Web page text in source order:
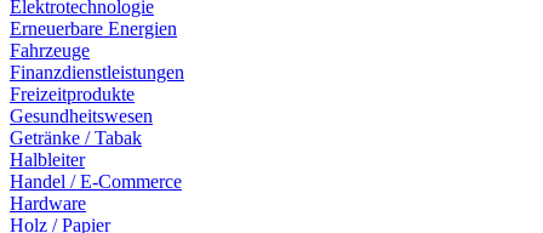
Elektrotechnologie
Erneuerbare Energien
Fahrzeuge
Finanzdienstleistungen
Freizeitprodukte
Gesundheitswesen
Getränke / Tabak
Halbleiter
Handel / E-Commerce
Hardware
Holz / Papier